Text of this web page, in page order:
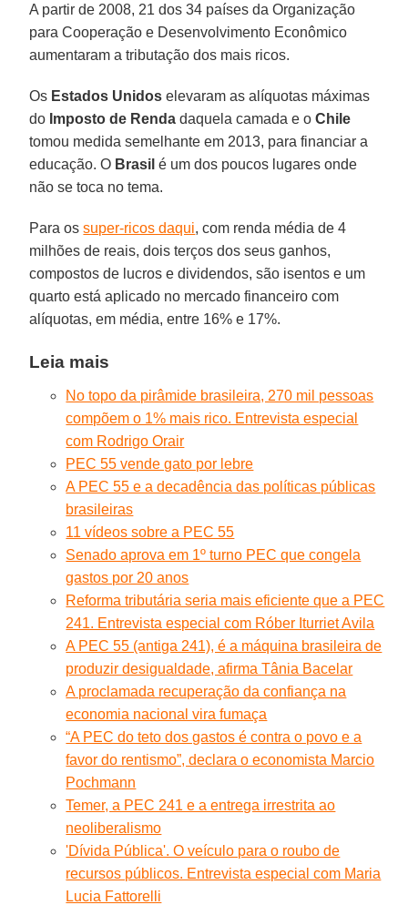
A partir de 2008, 21 dos 34 países da Organização
para Cooperação e Desenvolvimento Econômico
aumentaram a tributação dos mais ricos.
Os Estados Unidos elevaram as alíquotas máximas
do Imposto de Renda daquela camada e oChile
tomou medida semelhante em 2013, para financiar a
educação. O Brasil é um dos poucos lugares onde
não se toca no tema.
Para ossuper-ricos daqui, com renda média de 4
milhões de reais, dois terços dos seus ganhos,
compostos de lucros e dividendos, são isentos e um
quarto está aplicado no mercado financeiro com
alíquotas, em média, entre 16% e 17%.
Leia mais
No topo da pirâmide brasileira, 270 mil pessoas
compõem o 1% mais rico. Entrevista especial
com Rodrigo Orair
PEC 55 vende gato por lebre
A PEC 55 e a decadência das políticas públicas
brasileiras
11 vídeos sobre a PEC 55
Senado aprova em 1º turno PEC que congela
gastos por 20 anos
Reforma tributária seria mais eficiente que a PEC
241. Entrevista especial com Róber Iturriet Avila
A PEC 55 (antiga 241), é a máquina brasileira de
produzir desigualdade, afirma Tânia Bacelar
A proclamada recuperação da confiança na
economia nacional vira fumaça
“A PEC do teto dos gastos é contra o povo e a
favor do rentismo”, declara o economista Marcio
Pochmann
Temer, a PEC 241 e a entrega irrestrita ao
neoliberalismo
'Dívida Pública'. O veículo para o roubo de
recursos públicos. Entrevista especial com Maria
Lucia Fattorelli